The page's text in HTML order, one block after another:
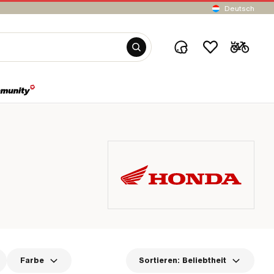
Deutsch
Farbe Sortieren: Beliebtheit